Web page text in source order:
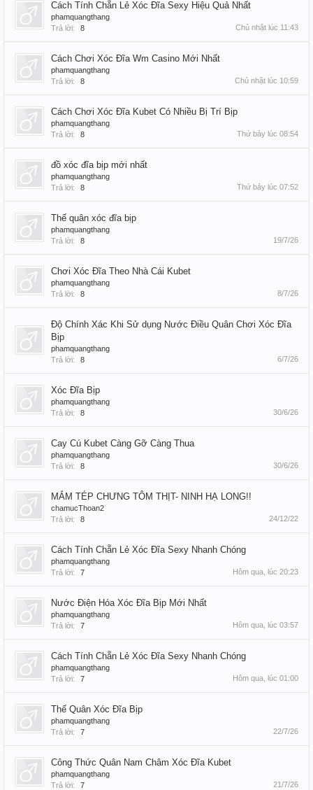
Cách Tính Chẵn Lẻ Xóc Đĩa Sexy Hiệu Quả Nhất
phamquangthang
Trả lời:
8 Chủ nhật lúc 11:43
Cách Chơi Xóc Đĩa Wm Casino Mới Nhất
phamquangthang
Trả lời:
8 Chủ nhật lúc 10:59
Cách Chơi Xóc Đĩa Kubet Có Nhiều Bị Trí Bịp
phamquangthang
Trả lời:
8 Thứ bảy lúc 08:54
đồ xóc đĩa bịp mới nhất
phamquangthang
Trả lời:
8 Thứ bảy lúc 07:52
Thế quân xóc đĩa bịp
phamquangthang
Trả lời:
8 19/7/26
Chơi Xóc Đĩa Theo Nhà Cái Kubet
phamquangthang
Trả lời:
8 8/7/26
Độ Chính Xác Khi Sử dụng Nước Điều Quân Chơi Xóc Đĩa
Bịp
phamquangthang
Trả lời:
8 6/7/26
Xóc Đĩa Bịp
phamquangthang
Trả lời:
8 30/6/26
Cay Cú Kubet Càng Gỡ Càng Thua
phamquangthang
Trả lời:
8 30/6/26
MẮM TÉP CHƯNG TÔM THỊT- NINH HẠ LONG!!
chamucThoan2
Trả lời:
8 24/12/22
Cách Tính Chẵn Lẻ Xóc Đĩa Sexy Nhanh Chóng
phamquangthang
Trả lời:
7 Hôm qua, lúc 20:23
Nước Điện Hóa Xóc Đĩa Bịp Mới Nhất
phamquangthang
Trả lời:
7 Hôm qua, lúc 03:57
Cách Tính Chẵn Lẻ Xóc Đĩa Sexy Nhanh Chóng
phamquangthang
Trả lời:
7 Hôm qua, lúc 01:00
Thế Quân Xóc Đĩa Bịp
phamquangthang
Trả lời:
7 22/7/26
Công Thức Quân Nam Châm Xóc Đĩa Kubet
phamquangthang
Trả lời:
7 21/7/26